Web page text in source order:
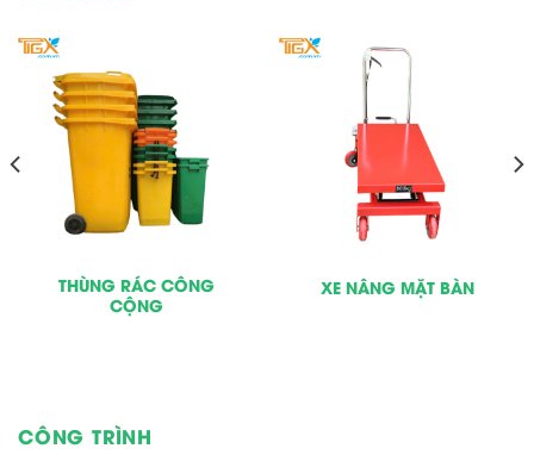
THÙNG RÁC CÔNG
CỘNG
XE NÂNG MẶT BÀN
CÔNG TRÌNH